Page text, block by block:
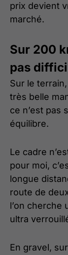
prix devient
marché.
Sur 200
pas
Sur le
très belle
ce n’est pas
équilibre.
Le cadre
pour moi,
longue
route de
l’on cherche
ultra
En gravel,